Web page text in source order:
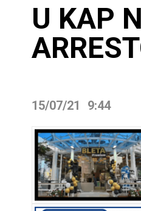
U KAP
15/07/21 9:44